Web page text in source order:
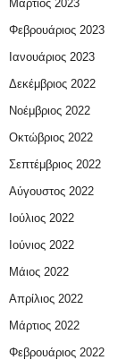
Μάρτιος 2023
Φεβρουάριος 2023
Ιανουάριος 2023
Δεκέμβριος 2022
Νοέμβριος 2022
Οκτώβριος 2022
Σεπτέμβριος 2022
Αύγουστος 2022
Ιούλιος 2022
Ιούνιος 2022
Μάιος 2022
Απρίλιος 2022
Μάρτιος 2022
Φεβρουάριος 2022